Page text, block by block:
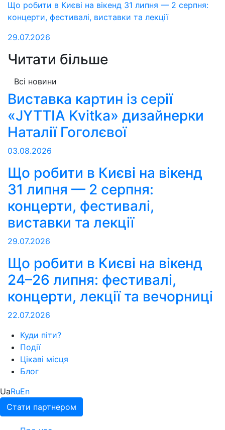
Що робити в Києві на вікенд 31 липня — 2 серпня:
концерти, фестивалі, виставки та лекції
29.07.2026
Читати більше
Всі новини
Виставка картин із серії
«JYTTIA Kvitka» дизайнерки
Наталії Гоголєвої
03.08.2026
Що робити в Києві на вікенд
31 липня — 2 серпня:
концерти, фестивалі,
виставки та лекції
29.07.2026
Що робити в Києві на вікенд
24–26 липня: фестивалі,
концерти, лекції та вечорниці
22.07.2026
Куди піти?
Події
Цікаві місця
Блог
UaRuEn
Стати партнером